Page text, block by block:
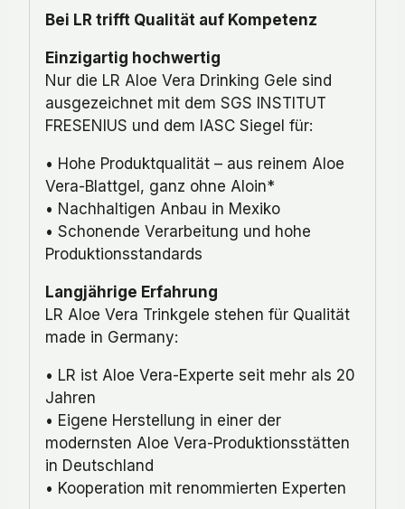
Bei LR trifft Qualität auf Kompetenz
Einzigartig hochwertig
Nur die LR Aloe Vera Drinking Gele sind
ausgezeichnet mit dem SGS INSTITUT
FRESENIUS und dem IASC Siegel für:
• Hohe Produktqualität – aus reinem Aloe
Vera-Blattgel, ganz ohne Aloin*
• Nachhaltigen Anbau in Mexiko
• Schonende Verarbeitung und hohe
Produktionsstandards
Langjährige Erfahrung
LR Aloe Vera Trinkgele stehen für Qualität
made in Germany:
• LR ist Aloe Vera-Experte seit mehr als 20
Jahren
• Eigene Herstellung in einer der
modernsten Aloe Vera-Produktionsstätten
in Deutschland
• Kooperation mit renommierten Experten